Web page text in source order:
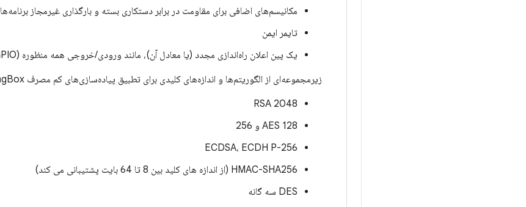
مکانیسم‌های اضافی برای مقاومت در برابر دستکاری بسته و بارگذاری غیرمجاز برنامه‌ها
تایمر ایمن
یک پین اعلان راه‌اندازی مجدد (یا معادل آن)، مانند ورودی/خروجی همه منظوره (GPIO)
زیرمجموعه‌ای از الگوریتم‌ها و اندازه‌های کلیدی برای تطبیق پیاده‌سازی‌های کم مصرف StrongBox پشتیبانی می‌شوند:
RSA 2048
AES 128 و 256
ECDSA، ECDH P-256
HMAC-SHA256 (از اندازه های کلید بین 8 تا 64 بایت پشتیبانی می کند)
DES سه گانه